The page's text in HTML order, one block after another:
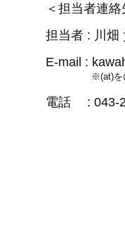
＜担当者連絡
担当者 : 川畑
E-mail :
※(at)を@に直
電話 : 043-